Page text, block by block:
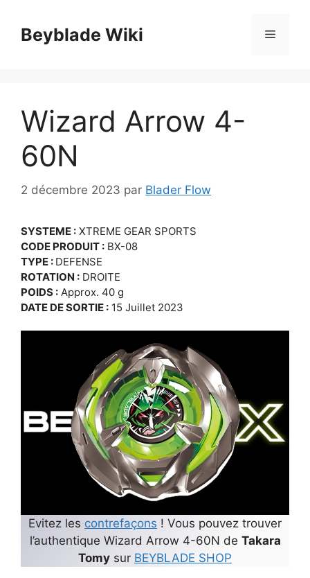
contenuBeyblade Wiki Menu
Wizard Arrow 4-
60N
2 décembre 2023 par Blader Flow
SYSTEME : XTREME GEAR SPORTS
CODE PRODUIT : BX-08
TYPE : DEFENSE
ROTATION : DROITE
POIDS : Approx. 40 g
DATE DE SORTIE : 15 Juillet 2023
Evitez les contrefaçons ! Vous pouvez trouver
l’authentique Wizard Arrow 4-60N de Takara
Tomy sur BEYBLADE SHOP